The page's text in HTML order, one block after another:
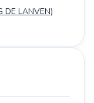
DE LANVEN)